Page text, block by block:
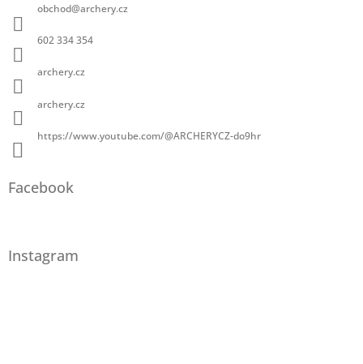
obchod@archery.cz
602 334 354
archery.cz
archery.cz
https://www.youtube.com/@ARCHERYCZ-do9hr
Facebook
Instagram